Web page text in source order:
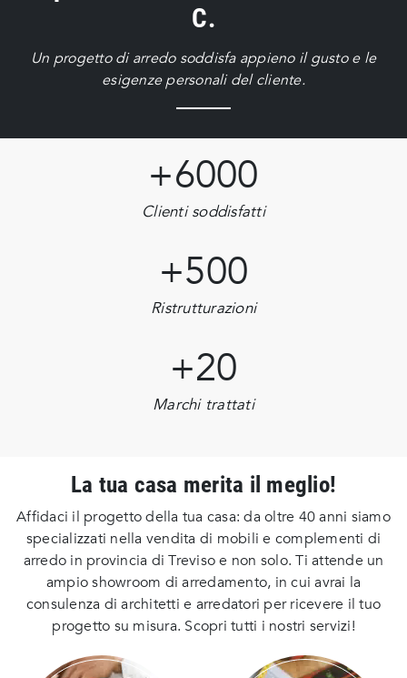
C.
Un progetto di arredo soddisfa appieno il gusto e le
esigenze personali del cliente.
+6000
Clienti soddisfatti
+500
Ristrutturazioni
+20
Marchi trattati
La tua casa merita il meglio!
Affidaci il progetto della tua casa: da oltre 40 anni siamo
specializzati nella vendita di mobili e complementi di
arredo in provincia di Treviso e non solo. Ti attende un
ampio showroom di arredamento, in cui avrai la
consulenza di architetti e arredatori per ricevere il tuo
progetto su misura. Scopri tutti i nostri servizi!